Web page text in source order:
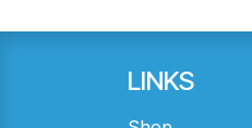
LINKS